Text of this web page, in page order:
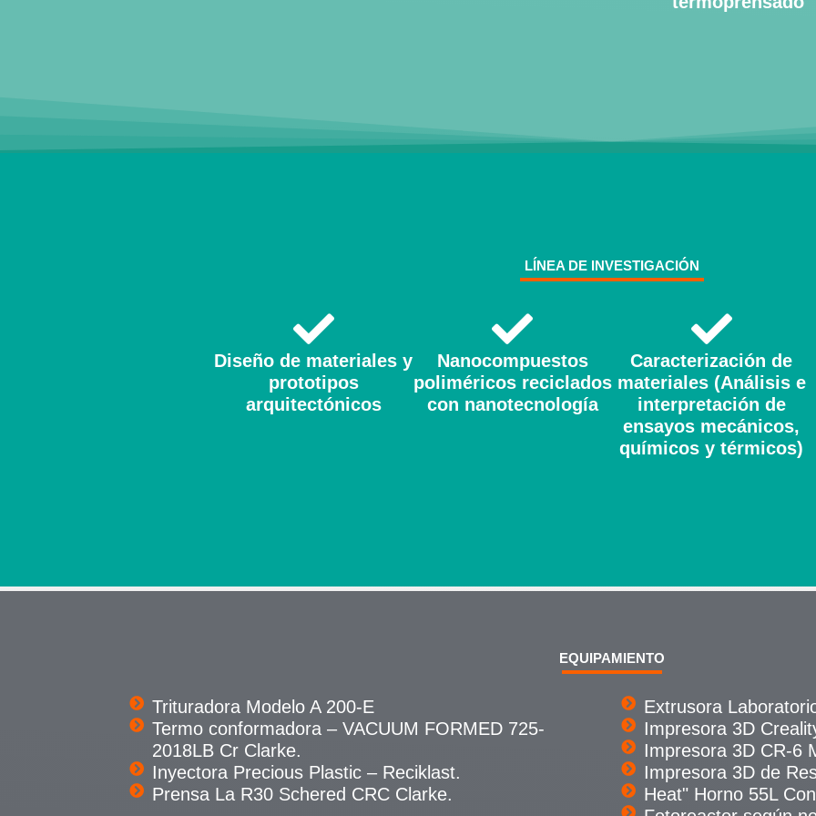
LÍNEA DE INVESTIGACIÓN
Diseño de materiales y
prototipos
arquitectónicos
Nanocompuestos
poliméricos reciclados
con nanotecnología
Caracterización de
materiales (Análisis e
interpretación de
ensayos mecánicos,
químicos y térmicos)
EQUIPAMIENTO
Trituradora Modelo A 200-E
Termo conformadora – VACUUM FORMED 725-
2018LB Cr Clarke.
Inyectora Precious Plastic – Reciklast.
Prensa La R30 Schered CRC Clarke.
Extrusora
Impresora 3D
Impresora 3D CR-6
Impresora 3D de
Heat" Horno 55L